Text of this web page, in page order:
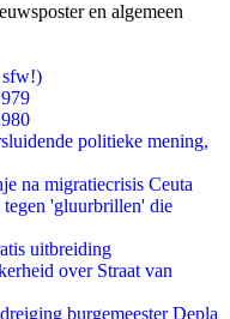
en algemeen
sfw!)
politieke mening,
na migratiecrisis Ceuta
'gluurbrillen' die
uitbreiding
over Straat van
burgemeester Depla